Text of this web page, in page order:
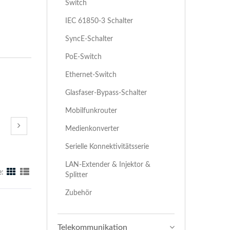
Switch
IEC 61850-3 Schalter
SyncE-Schalter
PoE-Switch
Ethernet-Switch
Glasfaser-Bypass-Schalter
Mobilfunkrouter
Medienkonverter
Serielle Konnektivitätsserie
LAN-Extender & Injektor &
Splitter
Zubehör
Telekommunikation